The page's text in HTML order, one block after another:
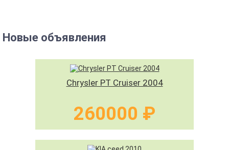
Новые объявления
Chrysler PT Cruiser 2004
260000 ₽